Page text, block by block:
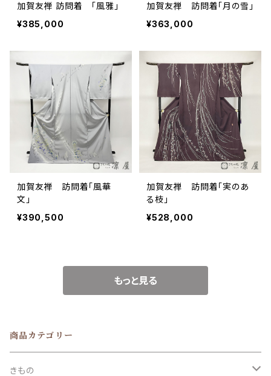
加賀友禅 訪問着 「風雅」
¥385,000
加賀友禅 訪問着「月の雪」
¥363,000
加賀友禅 訪問着「風華
文」
¥390,500
加賀友禅 訪問着「実のあ
る枝」
¥528,000
もっと見る
商品カテゴリー
きもの